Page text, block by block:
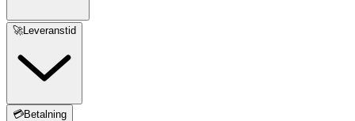
🚀Leveranstid
💳Betalning